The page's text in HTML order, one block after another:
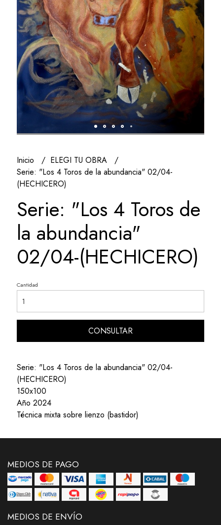
Inicio
ELEGI TU OBRA
Serie: "Los 4 Toros de la abundancia" 02/04-
(HECHICERO)
Serie: "Los 4 Toros de
la abundancia"
02/04-(HECHICERO)
Cantidad
CONSULTAR
Serie: "Los 4 Toros de la abundancia" 02/04-
(HECHICERO)
150x100
Año 2024
Técnica mixta sobre lienzo (bastidor)
MEDIOS DE PAGO
MEDIOS DE ENVÍO